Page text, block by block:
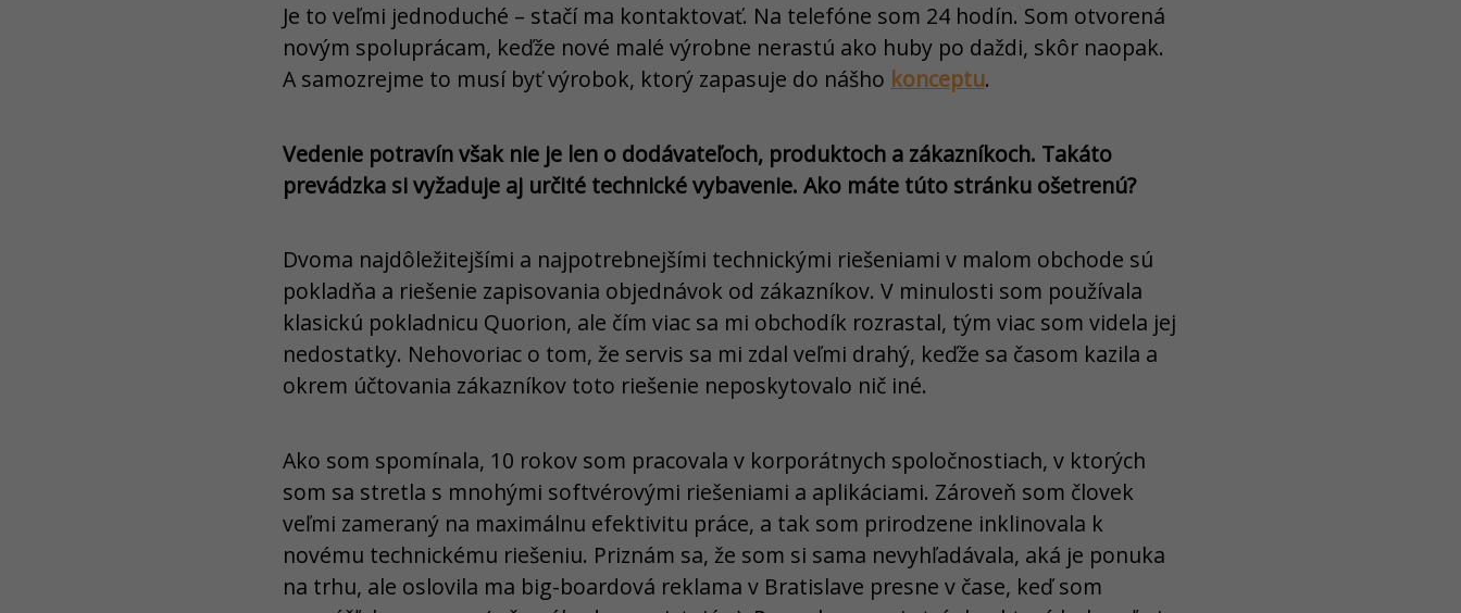
Je to veľmi jednoduché – stačí ma kontaktovať. Na telefóne som 24 hodín. Som otvorená
novým spoluprácam, keďže nové malé výrobne nerastú ako huby po daždi, skôr naopak.
A samozrejme to musí byť výrobok, ktorý zapasuje do nášho konceptu.
Vedenie potravín však nie je len o dodávateľoch, produktoch a zákazníkoch. Takáto
prevádzka si vyžaduje aj určité technické vybavenie. Ako máte túto stránku ošetrenú?
Dvoma najdôležitejšími a najpotrebnejšími technickými riešeniami v malom obchode sú
pokladňa a riešenie zapisovania objednávok od zákazníkov. V minulosti som používala
klasickú pokladnicu Quorion, ale čím viac sa mi obchodík rozrastal, tým viac som videla jej
nedostatky. Nehovoriac o tom, že servis sa mi zdal veľmi drahý, keďže sa časom kazila a
okrem účtovania zákazníkov toto riešenie neposkytovalo nič iné.
Ako som spomínala, 10 rokov som pracovala v korporátnych spoločnostiach, v ktorých
som sa stretla s mnohými softvérovými riešeniami a aplikáciami. Zároveň som človek
veľmi zameraný na maximálnu efektivitu práce, a tak som prirodzene inklinovala k
novému technickému riešeniu. Priznám sa, že som si sama nevyhľadávala, aká je ponuka
na trhu, ale oslovila ma big-boardová reklama v Bratislave presne v čase, keď som